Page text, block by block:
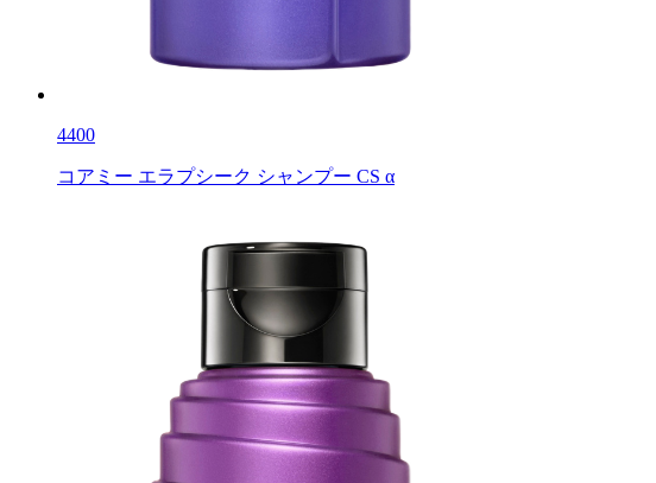
4400
コアミー エラプシーク シャンプー CS α